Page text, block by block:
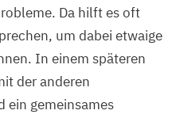
Da hilft es oft
um dabei etwaige
In einem späteren
der anderen
ein gemeinsames